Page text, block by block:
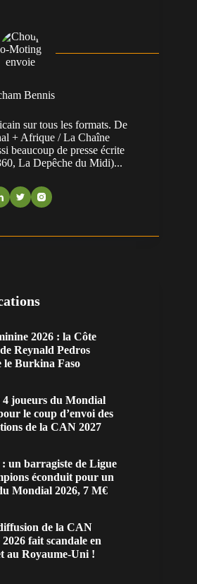
Bennis
sur tous les formats. De
+ Afrique / La Chaîne
beaucoup de presse écrite
La Depêche du Midi)...
2026 : la Côte
Reynald Pedros
le Burkina Faso
4 joueurs du Mondial
le coup d’envoi des
de la CAN 2027
un barragiste de Ligue
éconduit pour un
Mondial 2026, 7 M€
de la CAN
fait scandale en
au Royaume-Uni !